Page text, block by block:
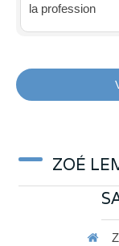
la profession
ZOÉ